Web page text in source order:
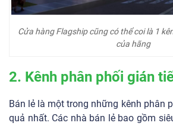
Cửa hàng Flagship cũng có thể coi là 1
của hãng
2. Kênh phân phối gián
Bán lẻ là một trong những kênh phân
quả nhất. Các nhà bán lẻ bao gồm